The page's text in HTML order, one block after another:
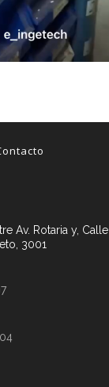
Av. Rotaria y, Calle
3001